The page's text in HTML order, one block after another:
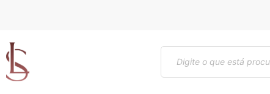
conteúdo
Pesquisar
produtos